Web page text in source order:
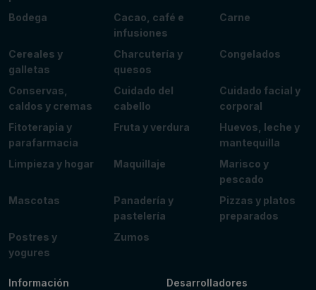
Bodega
Cacao, café e
infusiones
Carne
Cereales y
galletas
Charcutería y
quesos
Congelados
Conservas,
caldos y cremas
Cuidado del
cabello
Cuidado facial y
corporal
Fitoterapia y
parafarmacia
Fruta y verdura
Huevos, leche y
mantequilla
Limpieza y hogar
Maquillaje
Marisco y
pescado
Mascotas
Panadería y
pastelería
Pizzas y platos
preparados
Postres y
yogures
Zumos
Información Desarrolladores